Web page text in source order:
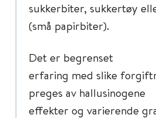
sukkerbiter, sukkertøy
(små papirbiter).
Det er begrenset
erfaring med slike
preges av hallusinogene
effekter og varierende